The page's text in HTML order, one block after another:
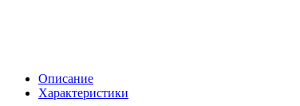
Описание
Характеристики